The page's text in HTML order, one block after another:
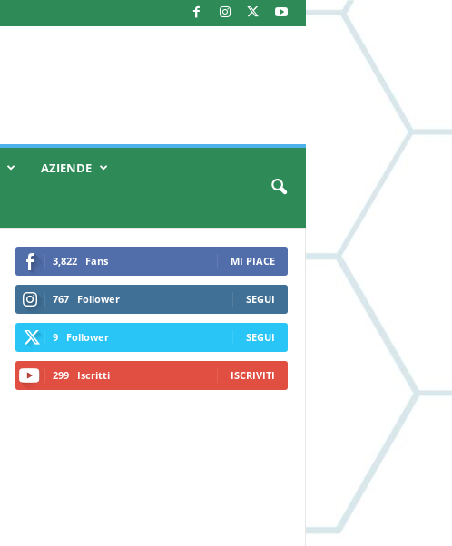
AZIENDE
3,822 Fans MI PIACE
767 Follower SEGUI
9 Follower SEGUI
299 Iscritti ISCRIVITI